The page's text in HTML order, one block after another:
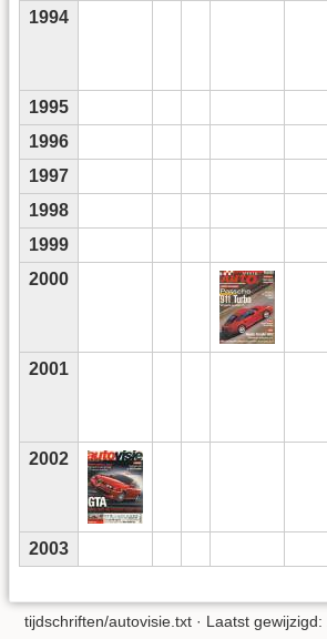
1994
1995
1996
1997
1998
1999
2000
2001
2002
2003
tijdschriften/autovisie.txt · Laatst gewijzigd: